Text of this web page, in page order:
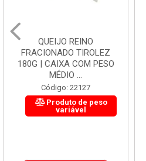
QUEIJO REINO
FRACIONADO TIROLEZ
180G | CAIXA COM PESO
MÉDIO ...
Código: 22127
Produto de peso
variável